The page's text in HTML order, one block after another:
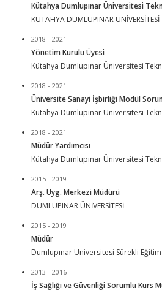
Kütahya Dumlupınar Üniversitesi
KÜTAHYA DUMLUPINAR ÜNİVERSİTESİ
2018 - 2021
Yönetim Kurulu Üyesi
Kütahya Dumlupınar Üniversitesi
2018 - 2021
Üniversite Sanayi İşbirliği Modül
Kütahya Dumlupınar Üniversitesi
2018 - 2021
Müdür Yardımcısı
Kütahya Dumlupınar Üniversitesi
2015 - 2019
Arş. Uyg. Merkezi Müdürü
DUMLUPINAR ÜNİVERSİTESİ
2015 - 2019
Müdür
Dumlupınar Üniversitesi Sürekli
2013 - 2016
İş Sağlığı ve Güvenliği Sorumlu Kurs